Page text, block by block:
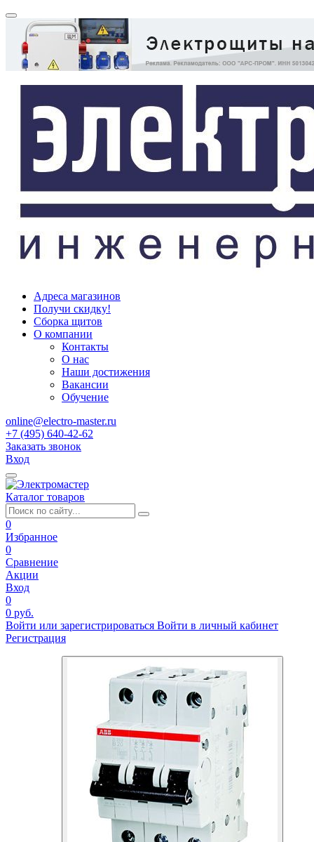
Адреса магазинов
Получи скидку!
Сборка щитов
О компании
Контакты
О нас
Наши достижения
Вакансии
Обучение
online@electro-master.ru
+7 (495) 640-42-62
Заказать звонок
Вход
Каталог товаров
0
Избранное
0
Сравнение
Акции
Вход
0
0 руб.
Войти или зарегистрироваться Войти в личный кабинет
Регистрация